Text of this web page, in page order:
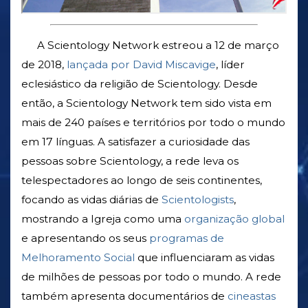
A Scientology Network estreou a 12 de março
de 2018, lançada por David Miscavige, líder
eclesiástico da religião de Scientology. Desde
então, a Scientology Network tem sido vista em
mais de 240 países e territórios por todo o mundo
em 17 línguas. A satisfazer a curiosidade das
pessoas sobre Scientology, a rede leva os
telespectadores ao longo de seis continentes,
focando as vidas diárias de Scientologists,
mostrando a Igreja como uma organização global
e apresentando os seus programas de
Melhoramento Social que influenciaram as vidas
de milhões de pessoas por todo o mundo. A rede
também apresenta documentários de cineastas